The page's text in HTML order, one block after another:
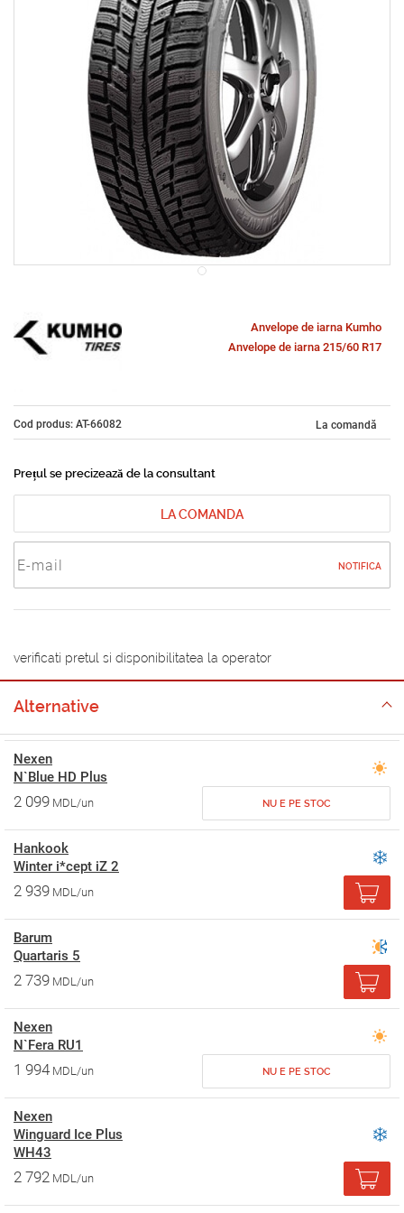
Anvelope de iarna Kumho
Anvelope de iarna 215/60 R17
Cod produs: AT-66082 La comandă
Prețul se precizează de la consultant
LA COMANDA
NOTIFICA
verificati pretul si disponibilitatea la operator
Alternative
Nexen
N`Blue HD Plus
2 099 MDL/un NU E PE STOC
Hankook
Winter i*cept iZ 2
2 939 MDL/un
Barum
Quartaris 5
2 739 MDL/un
Nexen
N`Fera RU1
1 994 MDL/un NU E PE STOC
Nexen
Winguard Ice Plus
WH43
2 792 MDL/un